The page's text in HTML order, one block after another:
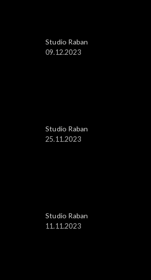
Studio Raban
09.12.2023
Studio Raban
25.11.2023
Studio Raban
11.11.2023